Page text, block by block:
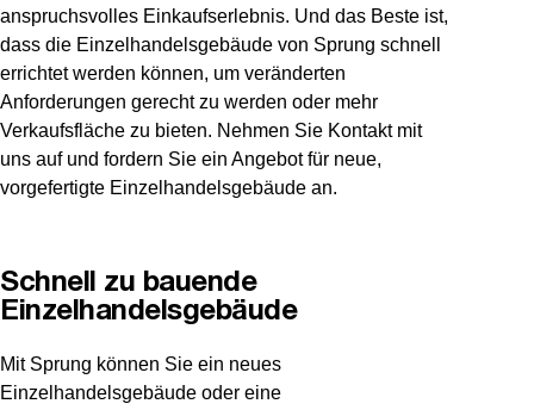
anspruchsvolles Einkaufserlebnis. Und das Beste ist,
dass die Einzelhandelsgebäude von Sprung schnell
errichtet werden können, um veränderten
Anforderungen gerecht zu werden oder mehr
Verkaufsfläche zu bieten. Nehmen Sie Kontakt mit
uns auf und fordern Sie ein Angebot für neue,
vorgefertigte Einzelhandelsgebäude an.
Schnell zu bauende
Einzelhandelsgebäude
Mit Sprung können Sie ein neues
Einzelhandelsgebäude oder eine